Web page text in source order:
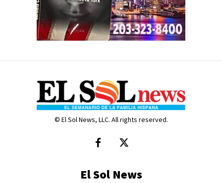
© El Sol News, LLC. All rights reserved.
El Sol News